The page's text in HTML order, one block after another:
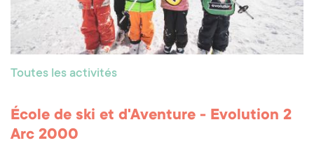
Toutes les activités
École de ski et d'Aventure - Evolution 2
Arc 2000